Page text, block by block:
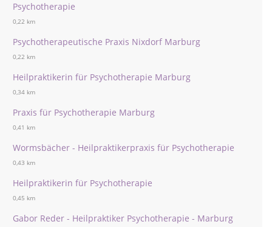
Psychotherapie
0,22 km
Psychotherapeutische Praxis Nixdorf Marburg
0,22 km
Heilpraktikerin für Psychotherapie Marburg
0,34 km
Praxis für Psychotherapie Marburg
0,41 km
Wormsbächer - Heilpraktikerpraxis für Psychotherapie
0,43 km
Heilpraktikerin für Psychotherapie
0,45 km
Gabor Reder - Heilpraktiker Psychotherapie - Marburg